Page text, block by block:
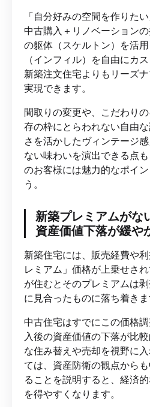
「自分好みの空間を作りた
中古購入＋リノベーション
の躯体（スケルトン）を活
（インフィル）を自由にカ
新築注文住宅よりもリーズ
実現できます。
間取りの変更や、こだわり
存の枠にとらわれない自由
さを活かしたヴィンテージ
ない味わいを演出できる点
のお客様には魅力的なポイ
う。
新築プレミアムがな
資産価値下落が緩や
新築住宅には、販売経費や
レミアム」価格が上乗せさ
が住むとそのプレミアムは
に見合ったものに落ち着きま
中古住宅はすでにこの価格
入後の資産価値の下落が比
な住み替えや売却を視野に
ては、資産防衛の観点から
ることを説明すると、経済
を得やすくなります。